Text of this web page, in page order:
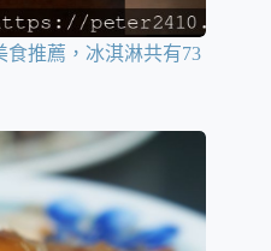
推薦，冰淇淋共有73